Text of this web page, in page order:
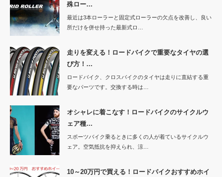
殊ロー…
最近は3本ローラーと固定式ローラーの欠点を改善し、良い
所だけを併せ持った最新式ロ…
走りを変える！ロードバイクで重要なタイヤの選
び方！…
ロードバイク、クロスバイクのタイヤは走りに直結する重
要なパーツです。交換する時は…
オシャレに着こなす！ロードバイクのサイクルウ
ェア種…
スポーツバイク乗るときに多くの人が着ているサイクルウ
ェア。空気抵抗を抑えられ、涼…
10～20万円で買える！ロードバイクおすすめホイ